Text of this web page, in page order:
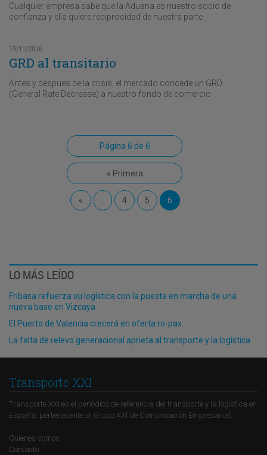
Cualquier empresa sabe que la Aduana es nuestro socio de
confianza y ella quiere reciprocidad de nuestra parte
15/11/2016
GRD al transitario
Antes y después de la crisis, el mercado concede un GRD
(General Rate Decrease) a nuestro fondo de comercio
Página 6 de 6
« Primera
« 4 5 6
LO MÁS LEÍDO
Fribasa refuerza su logística con la puesta en marcha de una
nueva base en Vizcaya
El Puerto de Valencia crecerá en oferta ro-pax
La falta de relevo generacional aprieta al transporte y la logística
Transporte XXI
Transporte XXI es el periódico de referencia del transporte y la logística en
España, perteneciente al Grupo XXI de Comunicación Empresarial.
Quienes somos
Contacto